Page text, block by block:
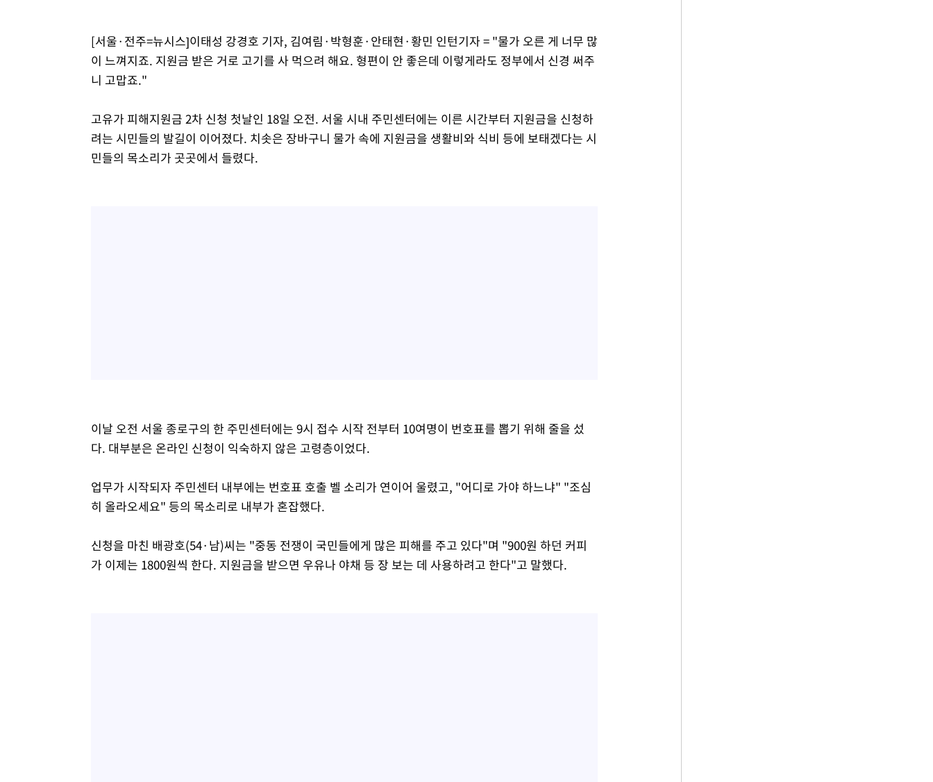
[서울·전주=뉴시스]이태성 강경호 기자, 김여림·박형훈·안태현·황민 인턴기자 = "물가 오른 게 너무 많
이 느껴지죠. 지원금 받은 거로 고기를 사 먹으려 해요. 형편이 안 좋은데 이렇게라도 정부에서 신경 써주
니 고맙죠."
고유가 피해지원금 2차 신청 첫날인 18일 오전. 서울 시내 주민센터에는 이른 시간부터 지원금을 신청하
려는 시민들의 발길이 이어졌다. 치솟은 장바구니 물가 속에 지원금을 생활비와 식비 등에 보태겠다는 시
민들의 목소리가 곳곳에서 들렸다.
이날 오전 서울 종로구의 한 주민센터에는 9시 접수 시작 전부터 10여명이 번호표를 뽑기 위해 줄을 섰
다. 대부분은 온라인 신청이 익숙하지 않은 고령층이었다.
업무가 시작되자 주민센터 내부에는 번호표 호출 벨 소리가 연이어 울렸고, "어디로 가야 하느냐" "조심
히 올라오세요" 등의 목소리로 내부가 혼잡했다.
신청을 마친 배광호(54·남)씨는 "중동 전쟁이 국민들에게 많은 피해를 주고 있다"며 "900원 하던 커피
가 이제는 1800원씩 한다. 지원금을 받으면 우유나 야채 등 장 보는 데 사용하려고 한다"고 말했다.